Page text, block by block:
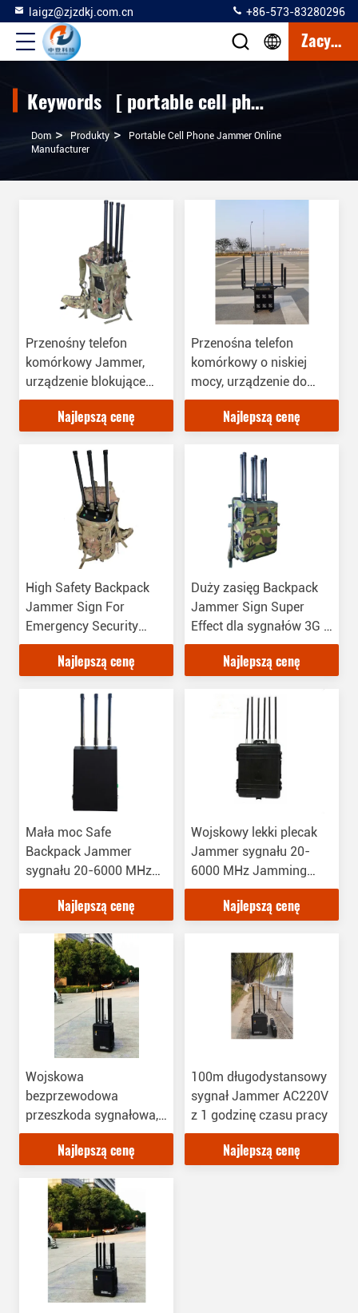
laigz@zjzdkj.com.cn +86-573-83280296
Zacytować
Keywords [ portable cell phone jammer ] Match 9 produkty
Dom > Produkty >
Portable Cell Phone Jammer Online
Manufacturer
Przenośny telefon
komórkowy Jammer,
urządzenie blokujące
sygnały dla działu
bezpieczeństwa
Najlepszą cenę
Przenośna telefon
komórkowy o niskiej
mocy, urządzenie do
zakłócania sygnału z
Najlepszą cenę
High Safety Backpack
Jammer Sign For
Emergency Security
Protection
Najlepszą cenę
Duży zasięg Backpack
Jammer Sign Super
Effect dla sygnałów 3G i
4G
Najlepszą cenę
Mała moc Safe
Backpack Jammer
sygnału 20-6000 MHz
Jamming Frequency
Najlepszą cenę
Wojskowy lekki plecak
Jammer sygnału 20-
6000 MHz Jamming
Frequency
Najlepszą cenę
Wojskowa
bezprzewodowa
przeszkoda sygnałowa,
20-6000 MHz Walkie
Talkie Jammer sygnału
Najlepszą cenę
100m długodystansowy
sygnał Jammer AC220V
z 1 godzinę czasu pracy
Najlepszą cenę